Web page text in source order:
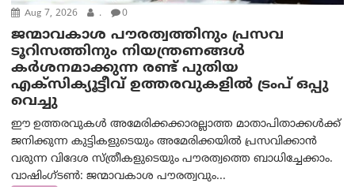
Aug 7, 2026 . 0
ജന്മാവകാശ പൗരത്വത്തിനും പ്രസവ
ടൂറിസത്തിനും നിയന്ത്രണങ്ങൾ
കർശനമാക്കുന്ന രണ്ട് പുതിയ
എക്സിക്യൂട്ടീവ് ഉത്തരവുകളിൽ ട്രംപ് ഒപ്പു
വെച്ചു
ഈ ഉത്തരവുകൾ അമേരിക്കക്കാരല്ലാത്ത മാതാപിതാക്കൾക്ക്
ജനിക്കുന്ന കുട്ടികളുടെയും അമേരിക്കയിൽ പ്രസവിക്കാൻ
വരുന്ന വിദേശ സ്ത്രീകളുടെയും പൗരത്വത്തെ ബാധിച്ചേക്കാം.
വാഷിംഗ്ടണ്‍: ജന്മാവകാശ പൗരത്വവും...